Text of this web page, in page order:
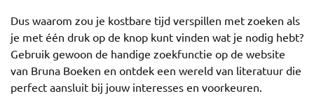
Dus waarom zou je kostbare tijd verspillen met zoeken als
je met één druk op de knop kunt vinden wat je nodig hebt?
Gebruik gewoon de handige zoekfunctie op de website
van Bruna Boeken en ontdek een wereld van literatuur die
perfect aansluit bij jouw interesses en voorkeuren.